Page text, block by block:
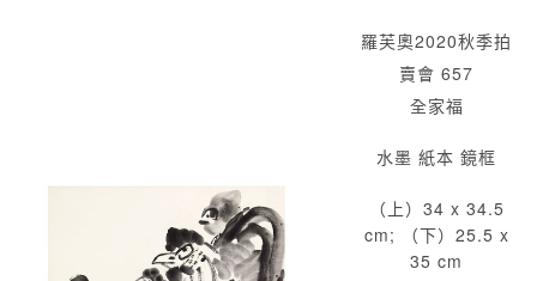
羅芙奧2020秋季拍
賣會 657
全家福
水墨 紙本 鏡框
（上）34 x 34.5
cm; （下）25.5 x
35 cm